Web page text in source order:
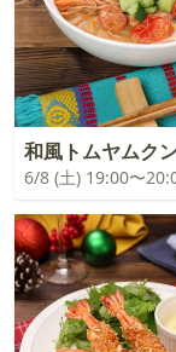
和風トムヤムク
6/8 (土) 19:00〜